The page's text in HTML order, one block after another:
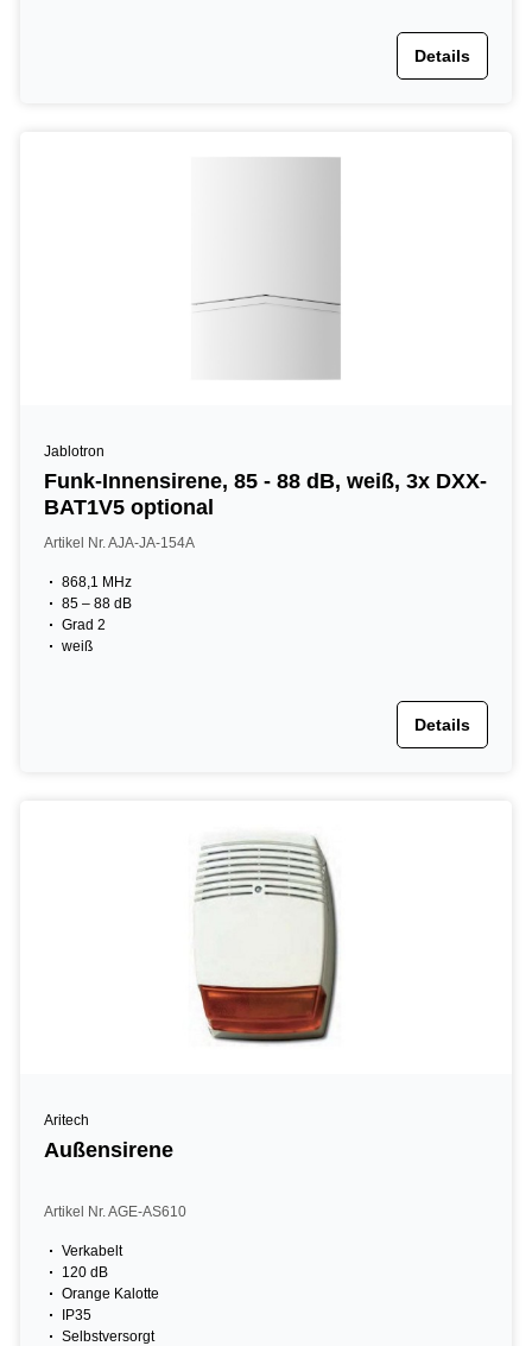
Details
Jablotron
Funk-Innensirene, 85 - 88 dB, weiß, 3x DXX-
BAT1V5 optional
Artikel Nr. AJA-JA-154A
868,1 MHz
85 – 88 dB
Grad 2
weiß
Details
Aritech
Außensirene
Artikel Nr. AGE-AS610
Verkabelt
120 dB
Orange Kalotte
IP35
Selbstversorgt